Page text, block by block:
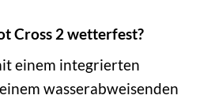
Cross 2 wetterfest?
einem integrierten
wasserabweisenden